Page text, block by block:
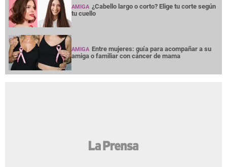
AMIGA ¿Cabello largo o corto? Elige tu corte según
tu cuello
AMIGA Entre mujeres: guía para acompañar a su
amiga o familiar con cáncer de mama